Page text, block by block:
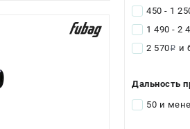
450 - 1
1 490 - 2
2 570i и
Дальность
50 и